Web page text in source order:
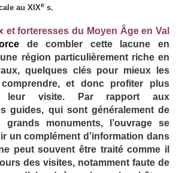
au XIXe s.
du Moyen Âge en Val
de combler cette lacune en
région particulièrement riche en
quelques clés pour mieux les
et donc profiter plus
leur visite. Par rapport aux
guides, qui sont généralement de
monuments, l’ouvrage se
un complément d’information dans
peut souvent être traité comme il
des visites, notamment faute de